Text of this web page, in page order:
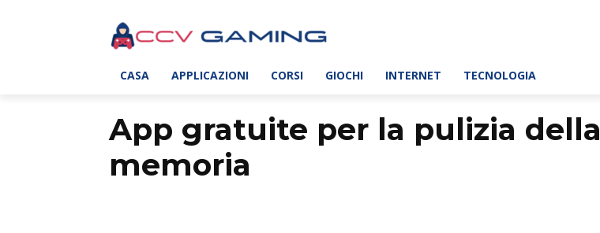
CASA APPLICAZIONI CORSI GIOCHI INTERNET TECNOLOGIA
App gratuite per la pulizia della
memoria